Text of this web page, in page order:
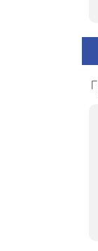
「